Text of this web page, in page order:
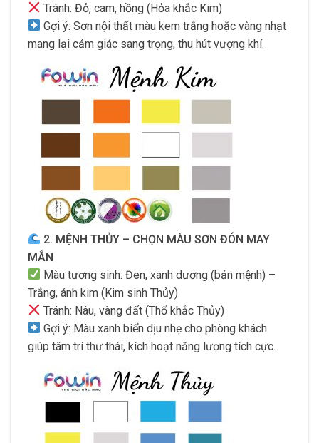
Tránh: Đỏ, cam, hồng (Hỏa khắc Kim)
Gợi ý: Sơn nội thất màu kem trắng hoặc vàng nhạt
mang lại cảm giác sang trọng, thu hút vượng khí.
2. MỆNH THỦY – CHỌN MÀU SƠN ĐÓN MAY
MẮN
Màu tương sinh: Đen, xanh dương (bản mệnh) –
Trắng, ánh kim (Kim sinh Thủy)
Tránh: Nâu, vàng đất (Thổ khắc Thủy)
Gợi ý: Màu xanh biển dịu nhẹ cho phòng khách
giúp tâm trí thư thái, kích hoạt năng lượng tích cực.